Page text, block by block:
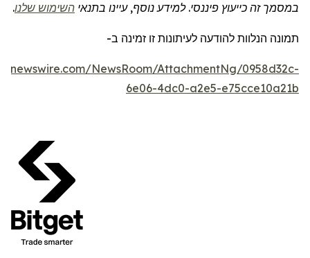
במסמך זה כייעוץ פיננסי. למידע נוסף, עיינו בתנאי השימוש שלנו.
תמונה הנלוות להודעה לעיתונות זו זמינה ב-
NewsRoom/AttachmentNg/0958d32c-
6e06-4dc0-a2e5-e75cce10a21b